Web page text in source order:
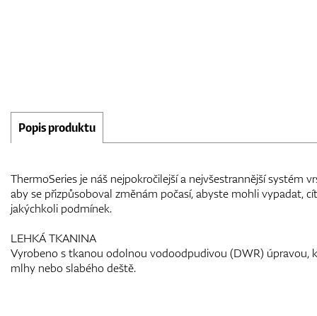
Popis produktu
ThermoSeries je náš nejpokročilejší a nejvšestrannější systém
aby se přizpůsoboval změnám počasí, abyste mohli vypadat,
jakýchkoli podmínek.
LEHKÁ TKANINA
Vyrobeno s tkanou odolnou vodoodpudivou (DWR) úpravou,
mlhy nebo slabého deště.